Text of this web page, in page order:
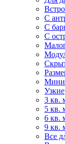
С
С
С
Узкие
3 кв.
5 кв.
6 кв.
9 кв.
Все